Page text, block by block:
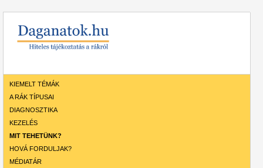
KIEMELT TÉMÁK
A RÁK TÍPUSAI
DIAGNOSZTIKA
KEZELÉS
MIT TEHETÜNK?
HOVÁ FORDULJAK?
MÉDIATÁR